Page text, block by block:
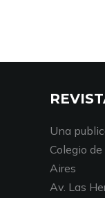
Una
Colegio
Aires
Av. Las